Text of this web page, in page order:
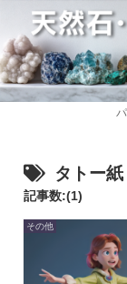
タトー紙
記事数:(1)
その他